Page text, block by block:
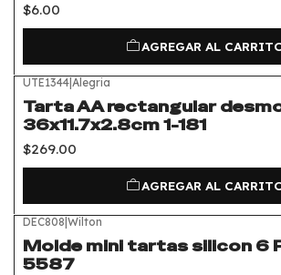
$6.00
AGREGAR AL
UTE1344| Alegria
Tarta AA rectangular
36x11.7x2.8cm 1-181
$269.00
AGREGAR AL
DEC808 Wilton
Molde mini tartas silicon 6
5587